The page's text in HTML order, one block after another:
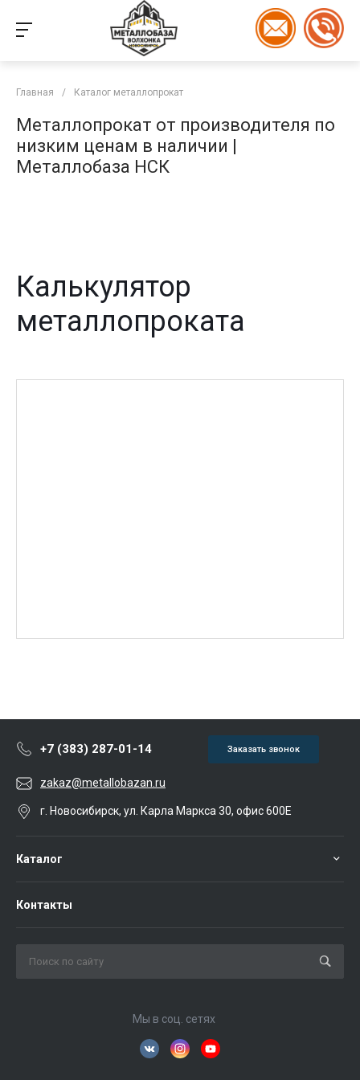
Главная / Каталог металлопрокат
Металлопрокат от производителя по
низким ценам в наличии |
Металлобаза НСК
Калькулятор
металлопроката
+7 (383) 287-01-14 Заказать звонок
zakaz@metallobazan.ru
г. Новосибирск, ул. Карла Маркса 30, офис 600Е
Каталог
Контакты
Мы в соц. сетях